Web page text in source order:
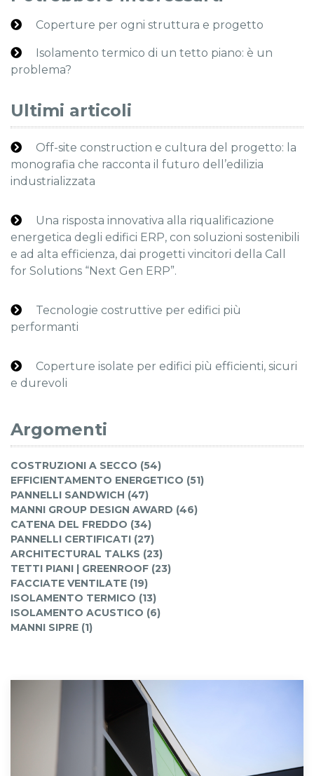
Coperture per ogni struttura e progetto
Isolamento termico di un tetto piano: è un
problema?
Ultimi articoli
Off-site construction e cultura del progetto: la
monografia che racconta il futuro dell’edilizia
industrializzata
Una risposta innovativa alla riqualificazione
energetica degli edifici ERP, con soluzioni sostenibili
e ad alta efficienza, dai progetti vincitori della Call
for Solutions “Next Gen ERP”.
Tecnologie costruttive per edifici più
performanti
Coperture isolate per edifici più efficienti, sicuri
e durevoli
Argomenti
COSTRUZIONI A SECCO (54)
EFFICIENTAMENTO ENERGETICO (51)
PANNELLI SANDWICH (47)
MANNI GROUP DESIGN AWARD (46)
CATENA DEL FREDDO (34)
PANNELLI CERTIFICATI (27)
ARCHITECTURAL TALKS (23)
TETTI PIANI | GREENROOF (23)
FACCIATE VENTILATE (19)
ISOLAMENTO TERMICO (13)
ISOLAMENTO ACUSTICO (6)
MANNI SIPRE (1)